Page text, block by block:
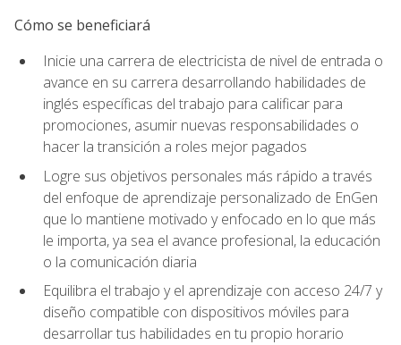
Cómo se beneficiará
Inicie una carrera de electricista de nivel de entrada o
avance en su carrera desarrollando habilidades de
inglés específicas del trabajo para calificar para
promociones, asumir nuevas responsabilidades o
hacer la transición a roles mejor pagados
Logre sus objetivos personales más rápido a través
del enfoque de aprendizaje personalizado de EnGen
que lo mantiene motivado y enfocado en lo que más
le importa, ya sea el avance profesional, la educación
o la comunicación diaria
Equilibra el trabajo y el aprendizaje con acceso 24/7 y
diseño compatible con dispositivos móviles para
desarrollar tus habilidades en tu propio horario